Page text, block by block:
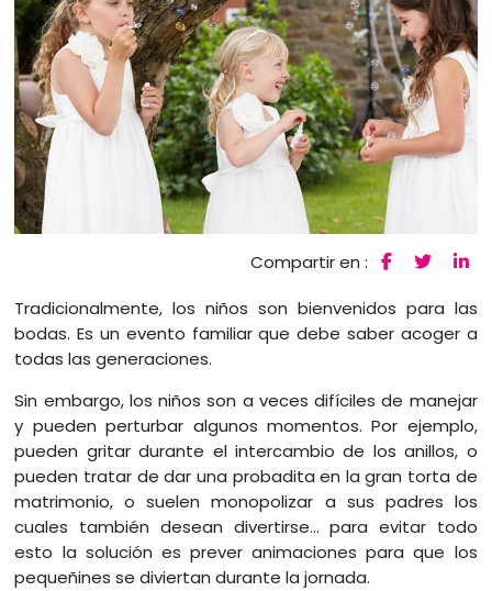
Compartir en :
Tradicionalmente, los niños son bienvenidos para las
bodas. Es un evento familiar que debe saber acoger a
todas las generaciones.
Sin embargo, los niños son a veces difíciles de manejar
y pueden perturbar algunos momentos. Por ejemplo,
pueden gritar durante el intercambio de los anillos, o
pueden tratar de dar una probadita en la gran torta de
matrimonio, o suelen monopolizar a sus padres los
cuales también desean divertirse… para evitar todo
esto la solución es prever animaciones para que los
pequeñines se diviertan durante la jornada.